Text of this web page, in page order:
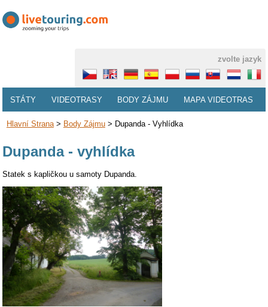
zvolte jazyk
STÁTY VIDEOTRASY BODY ZÁJMU MAPA VIDEOTRAS
Hlavní Strana> Body Zájmu> Dupanda - Vyhlídka
Dupanda - vyhlídka
Statek s kapličkou u samoty Dupanda.